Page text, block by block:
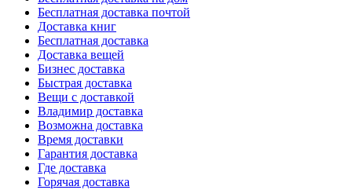
Бесплатная доставка почтой
Доставка книг
Бесплатная доставка
Доставка вещей
Бизнес доставка
Быстрая доставка
Вещи с доставкой
Владимир доставка
Возможна доставка
Время доставки
Гарантия доставка
Где доставка
Горячая доставка